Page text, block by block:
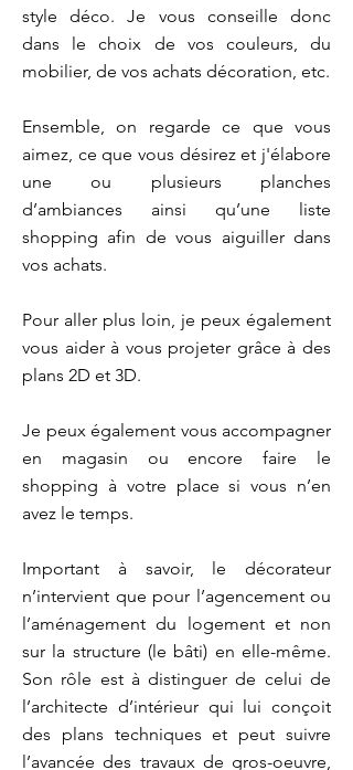
style déco. Je vous conseille donc
dans le choix de vos couleurs, du
mobilier, de vos achats décoration, etc.
Ensemble, on regarde ce que vous
aimez, ce que vous désirez et j'élabore
une ou plusieurs planches
d’ambiances ainsi qu’une liste
shopping afin de vous aiguiller dans
vos achats.
Pour aller plus loin, je peux également
vous aider à vous projeter grâce à des
plans 2D et 3D.
Je peux également vous accompagner
en magasin ou encore faire le
shopping à votre place si vous n’en
avez le temps.
Important à savoir, le décorateur
n’intervient que pour l’agencement ou
l’aménagement du logement et non
sur la structure (le bâti) en elle-même.
Son rôle est à distinguer de celui de
l’architecte d’intérieur qui lui conçoit
des plans techniques et peut suivre
l’avancée des travaux de gros-oeuvre,